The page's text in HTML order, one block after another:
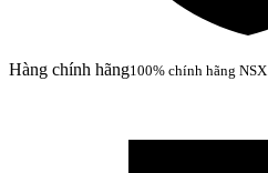
Hàng chính hãng100% chính hãng NSX